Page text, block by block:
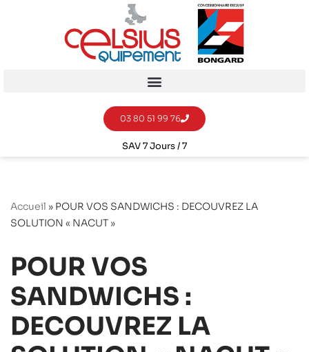
03 80 51 99 76
SAV 7 Jours / 7
Accueil » POUR VOS SANDWICHS : DECOUVREZ LA
SOLUTION « NACUT »
POUR VOS
SANDWICHS :
DECOUVREZ LA